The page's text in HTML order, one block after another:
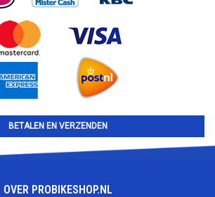
BETALEN EN VERZENDEN
OVER PROBIKESHOP.NL